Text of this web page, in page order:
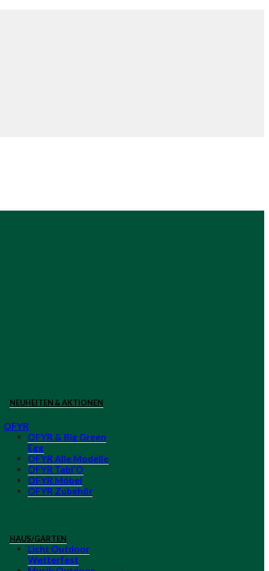
NEUHEITEN & AKTIONEN
OFYR
OFYR & Big Green
Egg
OFYR Alle Modelle
OFYR Tabl’O
OFYR Möbel
OFYR Zubehör
HAUS/GARTEN
Licht Outdoor
Wetterfest